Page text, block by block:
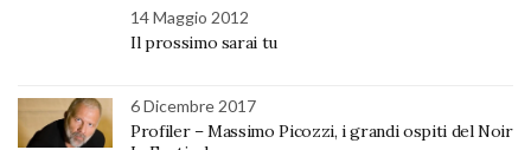
14 Maggio 2012
Il prossimo sarai tu
6 Dicembre 2017
Profiler – Massimo Picozzi, i grandi ospiti del Noir